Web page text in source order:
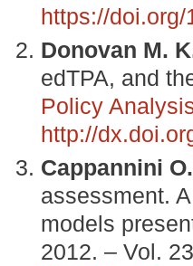
https://
Donovan M.
edTPA, and
Policy
http://
Cappannini
assessment.
models
2012. – Vol.